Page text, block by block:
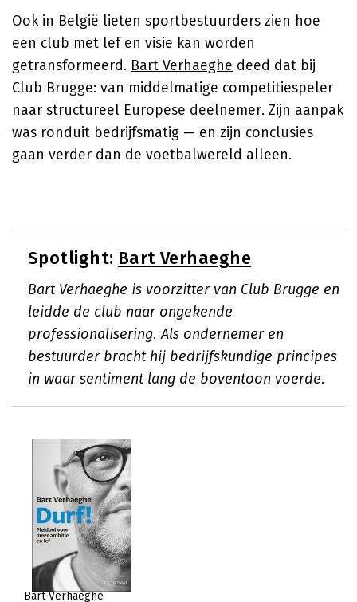
Ook in België lieten sportbestuurders zien hoe
een club met lef en visie kan worden
getransformeerd. Bart Verhaeghe deed dat bij
Club Brugge: van middelmatige competitiespeler
naar structureel Europese deelnemer. Zijn aanpak
was ronduit bedrijfsmatig — en zijn conclusies
gaan verder dan de voetbalwereld alleen.
Spotlight: Bart Verhaeghe
Bart Verhaeghe is voorzitter van Club Brugge en
leidde de club naar ongekende
professionalisering. Als ondernemer en
bestuurder bracht hij bedrijfskundige principes
in waar sentiment lang de boventoon voerde.
Bart Verhaeghe